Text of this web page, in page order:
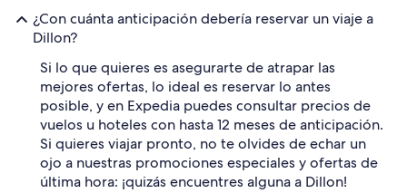
¿Con cuánta anticipación debería reservar un viaje a
Dillon?
Si lo que quieres es asegurarte de atrapar las
mejores ofertas, lo ideal es reservar lo antes
posible, y en Expedia puedes consultar precios de
vuelos u hoteles con hasta 12 meses de anticipación.
Si quieres viajar pronto, no te olvides de echar un
ojo a nuestras promociones especiales y ofertas de
última hora: ¡quizás encuentres alguna a Dillon!